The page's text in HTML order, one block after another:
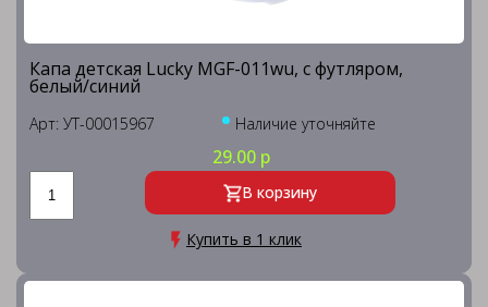
Капа детская Lucky MGF-011wu, с футляром,
белый/синий
Арт: УТ-00015967 Наличие уточняйте
29.00 р
В корзину
Купить в 1 клик